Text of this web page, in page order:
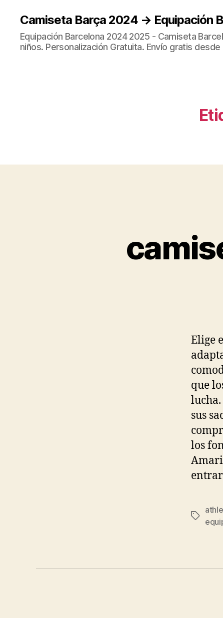
Camiseta Barça 2024 → Equipación
Equipación Barcelona 2024 2025 - Camiseta
niños. Personalización Gratuita. Envío gratis desde
Elige
que
lucha.
sus
los
Etiquetas